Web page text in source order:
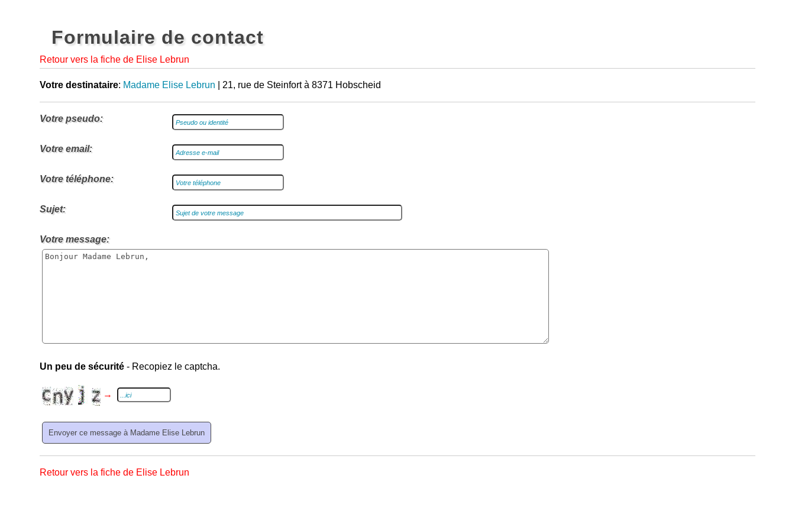
Formulaire de contact
Retour vers la fiche de Elise Lebrun
Votre destinataire: Madame Elise Lebrun | 21, rue de Steinfort à 8371 Hobscheid
Votre pseudo:
Votre email:
Votre téléphone:
Sujet:
Votre message:
Un peu de sécurité - Recopiez le captcha.
→
Retour vers la fiche de Elise Lebrun